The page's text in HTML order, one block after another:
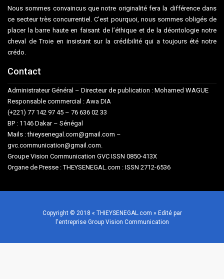
Nous sommes convaincus que notre originalité fera la différence dans
ce secteur très concurrentiel. C’est pourquoi, nous sommes obligés de
placer la barre haute en faisant de l’éthique et de la déontologie notre
cheval de Troie en insistant sur la crédibilité qui a toujours été notre
crédo.
Contact
Administrateur Général – Directeur de publication : Mohamed WAGUE
Responsable commercial : Awa DIA
(+221) 77 142 97 45 – 76 636 02 33
BP : 1146 Dakar – Sénégal
Mails : thieysenegal.com@gmail.com –
gvc.communication@gmail.com.
Groupe Vision Communication GVC ISSN 0850-413X
Organe de Presse : THEYSENEGAL.com : ISSN 2712-6536
Copyright © 2018 « THIEYSENEGAL.com » Edité par
l'entreprise Group Vision Communication